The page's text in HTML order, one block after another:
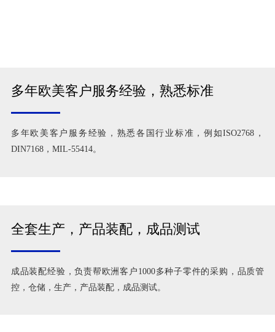
多年欧美客户服务经验，熟悉标准
多年欧美客户服务经验，熟悉各国行业标准，例如ISO2768，
DIN7168，MIL-55414。
全套生产，产品装配，成品测试
成品装配经验，负责帮欧洲客户1000多种子零件的采购，品质管
控，仓储，生产，产品装配，成品测试。